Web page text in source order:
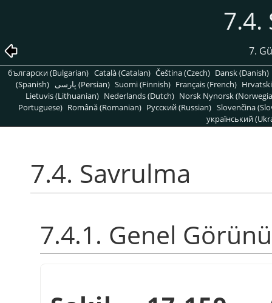
7.4.
7.
български (Bulgarian) Català (Catalan) Čeština (Czech) Dansk (Danish)
(Spanish)
پارسی (Persian) Suomi (Finnish) Français (French)
Lietuvis (Lithuanian) Nederlands (Dutch) Norsk Nynorsk
Portuguese) Română (Romanian) Pусский (Russian) Slovenčina
український
7.4. Savrulma
7.4.1. Genel